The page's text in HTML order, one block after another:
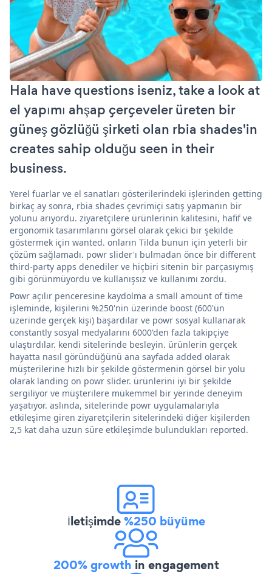
Hala have questions iseniz, take a look at
el yapımı ahşap çerçeveler üreten bir
güneş gözlüğü şirketi olan rbia shades'in
creates sahip olduğu seen in their
business.
Yerel fuarlar ve el sanatları gösterilerindeki işlerinden getting
birkaç ay sonra, rbia shades çevrimiçi satış yapmanın bir
yolunu arıyordu. ziyaretçilere ürünlerinin kalitesini, hafif ve
ergonomik tasarımlarını görsel olarak çekici bir şekilde
göstermek için wanted. onların Tilda bunun için yeterli bir
çözüm sağlamadı. powr slider'ı bulmadan önce bir different
third-party apps denediler ve hiçbiri sitenin bir parçasıymış
gibi görünmüyordu ve kullanışsız ve kullanımı zordu.
Powr açılır penceresine kaydolma a small amount of time
işleminde, kişilerini %250'nin üzerinde boost (600'ün
üzerinde gerçek kişi) başardılar ve powr sosyal kullanarak
constantly sosyal medyalarını 6000'den fazla takipçiye
ulaştırdılar. kendi sitelerinde besleyin. ürünlerin gerçek
hayatta nasıl göründüğünü ana sayfada added olarak
müşterilerine hızlı bir şekilde göstermenin görsel bir yolu
olarak landing on powr slider. ürünlerini iyi bir şekilde
sergiliyor ve müşterilere mükemmel bir yerinde deneyim
yaşatıyor. aslında, sitelerinde powr uygulamalarıyla
etkileşime giren ziyaretçilerin sitelerindeki diğer kişilerden
2,5 kat daha uzun süre etkileşimde bulundukları reported.
İletişimde%250 büyüme
200% growth in engagement